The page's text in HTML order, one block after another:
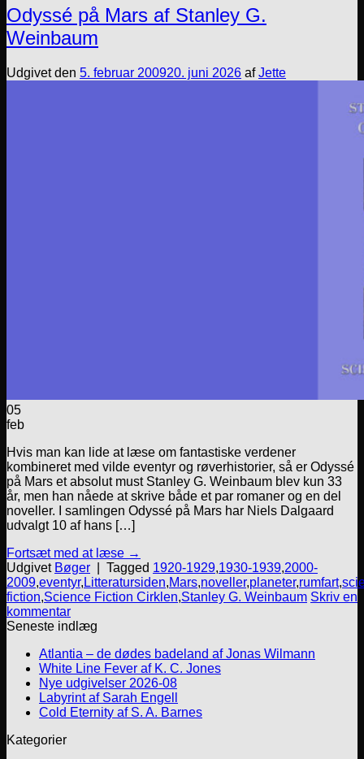
Odyssé på Mars af Stanley G.
Weinbaum
Udgivet den 5. februar 200920. juni 2026 afJette
05
feb
Hvis man kan lide at læse om fantastiske verdener
kombineret med vilde eventyr og røverhistorier, så er Odyssé
på Mars et absolut must Stanley G. Weinbaum blev kun 33
år, men han nåede at skrive både et par romaner og en del
noveller. I samlingen Odyssé på Mars har Niels Dalgaard
udvalgt 10 af hans […]
Fortsæt med at læse →
Udgivet Bøger Tagged 1920-1929,1930-1939,2000-
2009,eventyr, Litteratursiden,Mars,noveller,planeter,rumfart,
fiction,Science Fiction Cirklen,Stanley G. Weinbaum Skriv en
kommentar
Seneste indlæg
Atlantia – de dødes badeland af Jonas Wilmann
White Line Fever af K. C. Jones
Nye udgivelser 2026-08
Labyrint af Sarah Engell
Cold Eternity af S. A. Barnes
Kategorier